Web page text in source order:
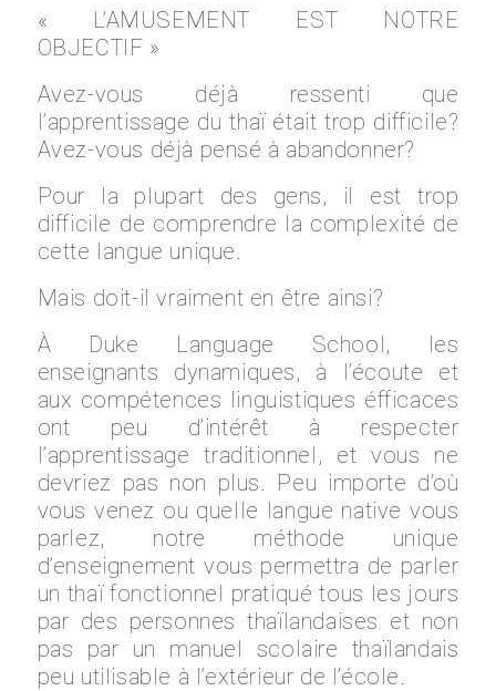
« L’AMUSEMENT EST NOTRE
OBJECTIF »
Avez-vous déjà ressenti que
l’apprentissage du thaï était trop difficile?
Avez-vous déjà pensé à abandonner?
Pour la plupart des gens, il est trop
difficile de comprendre la complexité de
cette langue unique.
Mais doit-il vraiment en être ainsi?
À Duke Language School, les
enseignants dynamiques, à l’écoute et
aux compétences linguistiques éfficaces
ont peu d’intérêt à respecter
l’apprentissage traditionnel, et vous ne
devriez pas non plus. Peu importe d’où
vous venez ou quelle langue native vous
parlez, notre méthode unique
d’enseignement vous permettra de parler
un thaï fonctionnel pratiqué tous les jours
par des personnes thaïlandaises et non
pas par un manuel scolaire thaïlandais
peu utilisable à l’extérieur de l’école.